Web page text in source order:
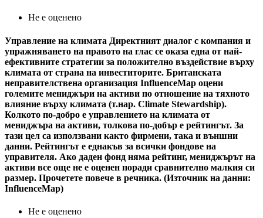
Не е оценено
Управление на климата Директният диалог с компания и
упражняването на правото на глас се оказа една от най-
ефективните стратегии за положително въздействие върху
климата от страна на инвеститорите. Британската
неправителствена организация InfluenceMap оцени
големите мениджъри на активи по отношение на тяхното
влияние върху климата (т.нар. Climate Stewardship).
Колкото по-добро е управлението на климата от
мениджъра на активи, толкова по-добър е рейтингът. За
тази цел са използвани както фирмени, така и външни
данни. Рейтингът е еднакъв за всички фондове на
управителя. Ако даден фонд няма рейтинг, мениджърът на
активи все още не е оценен поради сравнително малкия си
размер. Прочетете повече в речника. (Източник на данни:
InfluenceMap)
Не е оценено